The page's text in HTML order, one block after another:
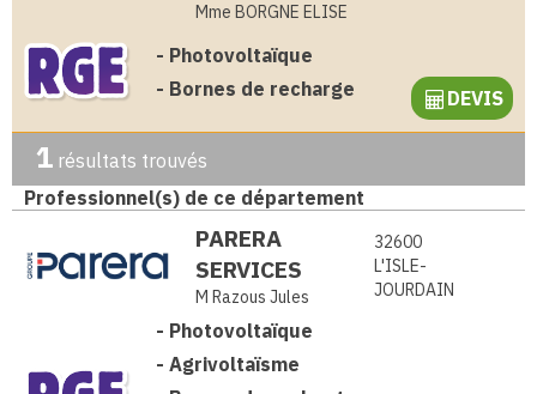
Mme BORGNE ELISE
- Photovoltaïque
- Bornes de recharge DEVIS
1 résultats trouvés
Professionnel(s) de ce département
PARERA
SERVICES
M Razous Jules
32600
L'ISLE-
JOURDAIN
- Photovoltaïque
- Agrivoltaïsme